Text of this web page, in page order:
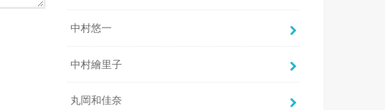
中村悠一
中村繪里子
丸岡和佳奈